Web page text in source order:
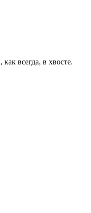
всегда, в хвосте.